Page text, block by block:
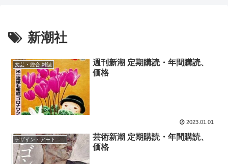
新潮社
文芸・総合 雑誌
週刊新潮 定期購読・年間購読、
価格
2023.01.01
デザイン・アート 雑誌
芸術新潮 定期購読・年間購読、
価格